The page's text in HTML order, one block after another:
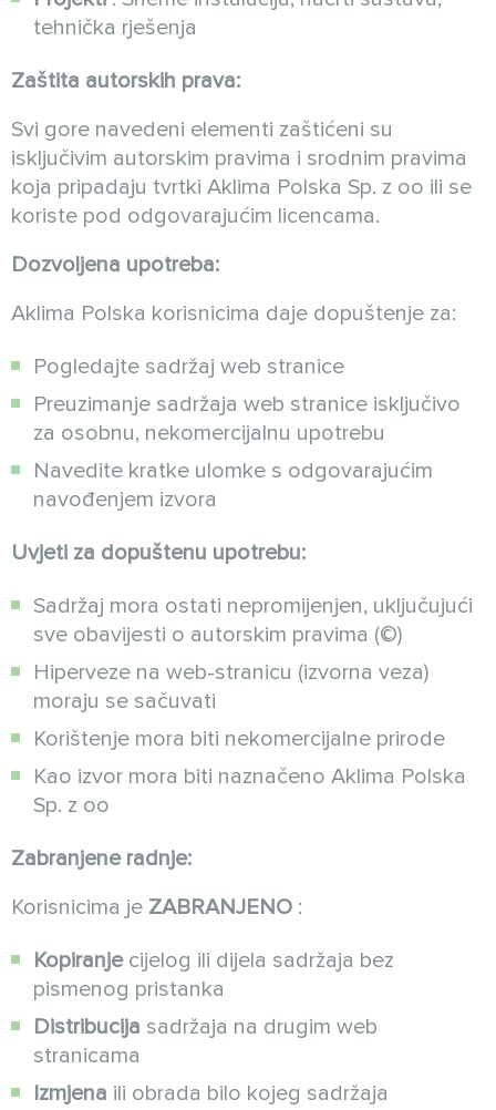
tehnička rješenja
Zaštita autorskih prava:
Svi gore navedeni elementi zaštićeni su
isključivim autorskim pravima i srodnim pravima
koja pripadaju tvrtki Aklima Polska Sp. z oo ili se
koriste pod odgovarajućim licencama.
Dozvoljena upotreba:
Aklima Polska korisnicima daje dopuštenje za:
Pogledajte sadržaj web stranice
Preuzimanje sadržaja web stranice isključivo
za osobnu, nekomercijalnu upotrebu
Navedite kratke ulomke s odgovarajućim
navođenjem izvora
Uvjeti za dopuštenu upotrebu:
Sadržaj mora ostati nepromijenjen, uključujući
sve obavijesti o autorskim pravima (©)
Hiperveze na web-stranicu (izvorna veza)
moraju se sačuvati
Korištenje mora biti nekomercijalne prirode
Kao izvor mora biti naznačeno Aklima Polska
Sp. z oo
Zabranjene radnje:
Korisnicima je ZABRANJENO :
Kopiranjecijelog ili dijela sadržaja bez
pismenog pristanka
Distribucija sadržaja na drugim web
stranicama
Izmjena ili obrada bilo kojeg sadržaja